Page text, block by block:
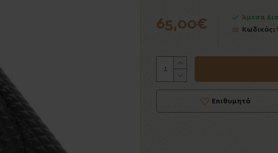
65,00€
Άμεσα
Κωδικός:
Επιθυμητό